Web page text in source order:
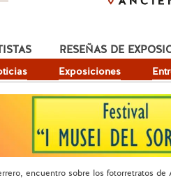
Exposiciones
RESEÑAS DE
encuentro sobre los fotorretratos